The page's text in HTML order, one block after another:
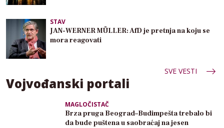
STAV
JAN-WERNER MÜLLER: AfD je pretnja na koju se
mora reagovati
SVE VESTI
Vojvođanski portali
MAGLOČISTAČ
Brza pruga Beograd–Budimpešta trebalo bi
da bude puštena u saobraćaj na jesen